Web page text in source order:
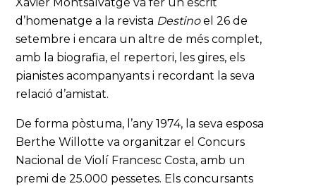
d’homenatge a la revista Destinoel 26 de
setembre i encara un altre de més complet,
amb la biografia, el repertori, les gires, els
pianistes acompanyants i recordant la seva
relació d’amistat.
De forma pòstuma, l’any 1974, la seva esposa
Berthe Willotte va organitzar el Concurs
Nacional de Violí Francesc Costa, amb un
premi de 25.000 pessetes. Els concursants